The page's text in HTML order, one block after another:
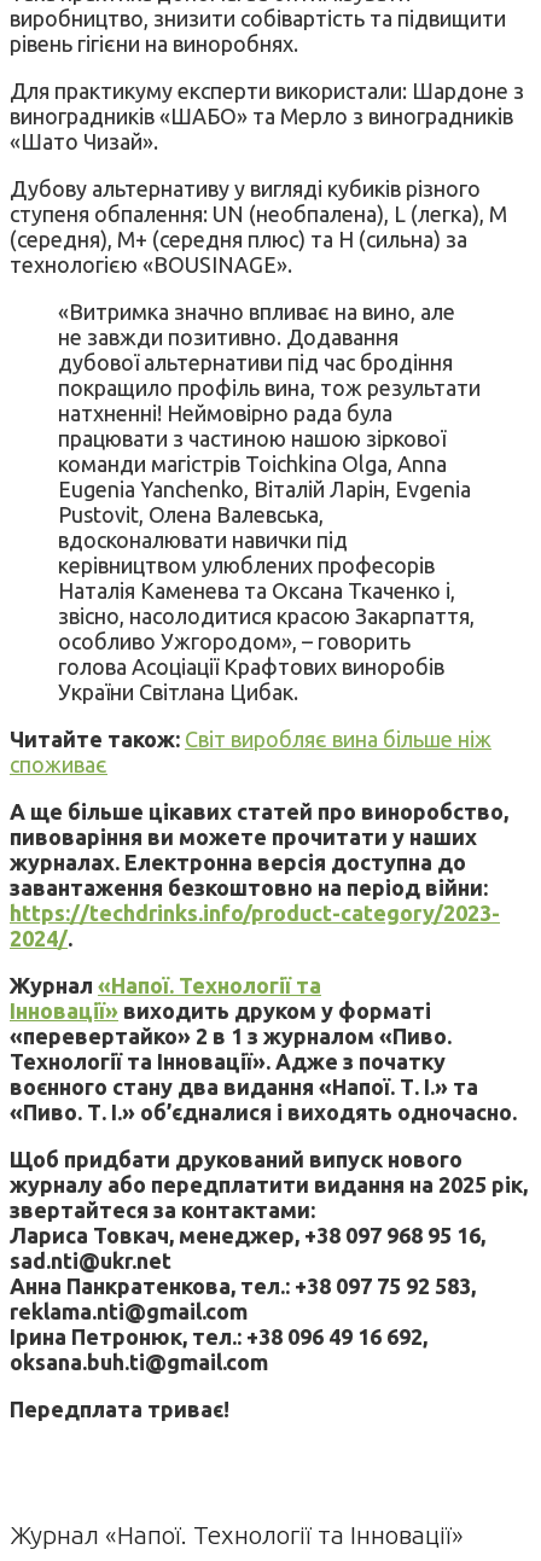
виробництво, знизити собівартість та підвищити
рівень гігієни на виноробнях.
Для практикуму експерти використали: Шардоне з
виноградників «ШАБО» та Мерло з виноградників
«Шато Чизай».
Дубову альтернативу у вигляді кубиків різного
ступеня обпалення: UN (необпалена), L (легка), M
(середня), M+ (середня плюс) та H (сильна) за
технологією «BOUSINAGE».
«Витримка значно впливає на вино, але
не завжди позитивно. Додавання
дубової альтернативи під час бродіння
покращило профіль вина, тож результати
натхненні! Неймовірно рада була
працювати з частиною нашою зіркової
команди магістрів Toichkina Olga, Anna
Eugenia Yanchenko, Віталій Ларін, Evgenia
Pustovit, Олена Валевська,
вдосконалювати навички під
керівництвом улюблених професорів
Наталія Каменева та Оксана Ткаченко і,
звісно, насолодитися красою Закарпаття,
особливо Ужгородом», – говорить
голова Асоціації Крафтових виноробів
України Світлана Цибак.
Читайте також: Світ виробляє вина більше ніж
споживає
А ще більше цікавих статей про виноробство,
пивоваріння ви можете прочитати у наших
журналах. Електронна версія доступна до
завантаження безкоштовно на період війни:
https://techdrinks.info/product-category/2023-
2024/.
Журнал «Напої. Технології та
Інновації» виходить друком у форматі
«перевертайко» 2 в 1 з журналом «Пиво.
Технології та Інновації». Адже з початку
воєнного стану два видання «Напої. Т. І.» та
«Пиво. Т. І.» об’єдналися і виходять одночасно.
Щоб придбати друкований випуск нового
журналу або передплатити видання на 2025 рік,
звертайтеся за контактами:
Лариса Товкач, менеджер, +38 097 968 95 16,
sad.nti@ukr.net
Анна Панкратенкова, тел.: +38 097 75 92 583,
reklama.nti@gmail.com
Ірина Петронюк, тел.: +38 096 49 16 692,
oksana.buh.ti@gmail.com
Передплата триває!
Журнал «Напої. Технології та Інновації»